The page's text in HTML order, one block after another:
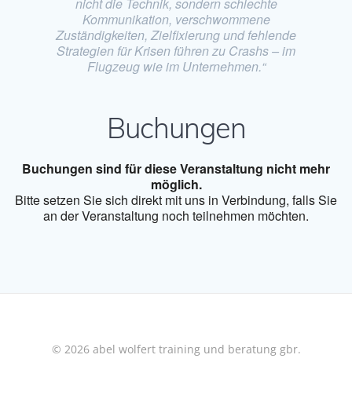
nicht die Technik, sondern schlechte
Kommunikation, verschwommene
Zuständigkeiten, Zielfixierung und fehlende
Strategien für Krisen führen zu Crashs – im
Flugzeug wie im Unternehmen.“
Buchungen
Buchungen sind für diese Veranstaltung nicht mehr
möglich.
Bitte setzen Sie sich direkt mit uns in Verbindung, falls Sie
an der Veranstaltung noch teilnehmen möchten.
© 2026 abel wolfert training und beratung gbr.